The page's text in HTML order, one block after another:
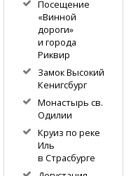
Посещение
«Винной
дороги»
и города
Риквир
Замок Высокий
Кенигсбург
Монастырь св.
Одилии
Круиз по реке
Иль
в Страсбурге